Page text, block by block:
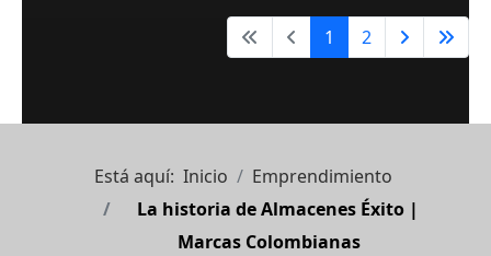
1 2
Está aquí: Inicio
Emprendimiento
La historia de Almacenes Éxito |
Marcas Colombianas